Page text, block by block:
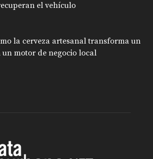
el vehículo
la cerveza artesanal transforma un
motor de negocio local